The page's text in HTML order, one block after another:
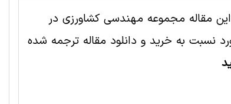
است. ترجمه چکیده این مقاله مجموعه مهندسی كشاورزی در
به خرید و دانلود مقاله ترجمه شده